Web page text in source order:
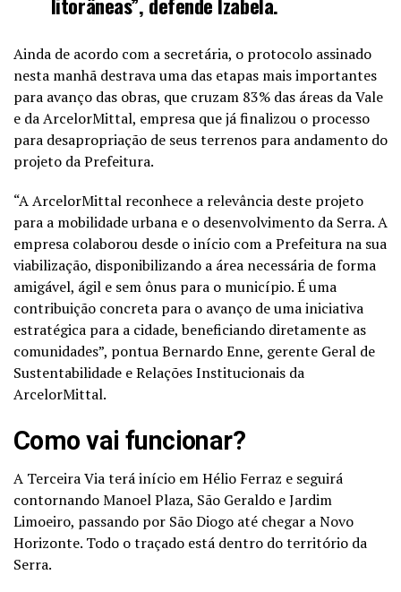
Ainda de acordo com a secretária, o protocolo assinado
nesta manhã destrava uma das etapas mais importantes
para avanço das obras, que cruzam 83% das áreas da Vale
e da ArcelorMittal, empresa que já finalizou o processo
para desapropriação de seus terrenos para andamento do
projeto da Prefeitura.
“A ArcelorMittal reconhece a relevância deste projeto
para a mobilidade urbana e o desenvolvimento da Serra. A
empresa colaborou desde o início com a Prefeitura na sua
viabilização, disponibilizando a área necessária de forma
amigável, ágil e sem ônus para o município. É uma
contribuição concreta para o avanço de uma iniciativa
estratégica para a cidade, beneficiando diretamente as
comunidades”, pontua Bernardo Enne, gerente Geral de
Sustentabilidade e Relações Institucionais da
ArcelorMittal.
Como vai funcionar?
A Terceira Via terá início em Hélio Ferraz e seguirá
contornando Manoel Plaza, São Geraldo e Jardim
Limoeiro, passando por São Diogo até chegar a Novo
Horizonte. Todo o traçado está dentro do território da
Serra.